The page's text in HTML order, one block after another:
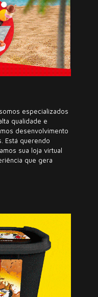
especializados
qualidade e
desenvolvimento
Está querendo
sua loja virtual
que gera